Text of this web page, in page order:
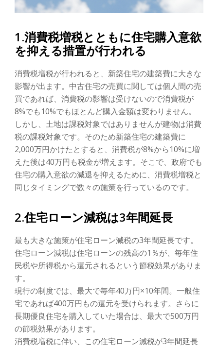
1.消費税増税とともに住宅購入意欲
を抑える措置が行われる
消費税増税が行われると、新築住宅の建築費に大きな
影響が出ます。中古住宅の売買に関しては個人間の売
買であれば、消費税の影響は受けないので消費税が
8%でも10%でもほとんど購入金額は変わりません。
しかし、土地は課税対象ではありませんが建物は消費
税の課税対象です。そのため新築住宅の建築費に
2,000万円かけたとすると、消費税が8%から10%に増
えた後は40万円も税金が増えます。そこで、政府でも
住宅の購入意欲の減退を抑えるために、消費税増税と
同じタイミングで数々の施策を行っているのです。
2.住宅ローン減税は3年間延長
最も大きな施策が住宅ローン減税の3年間延長です。
住宅ローン減税は住宅ローンの残高の1％が、毎年住
民税や所得税から還元されるという節税効果がありま
す。
現行の制度では、最大で毎年40万円×10年間。一般住
宅であれば400万円もの還元を受けられます。さらに
長期優良住宅を購入していた場合は、最大で500万円
の節税効果があります。
消費税増税に伴い、この住宅ローン減税が3年間延長